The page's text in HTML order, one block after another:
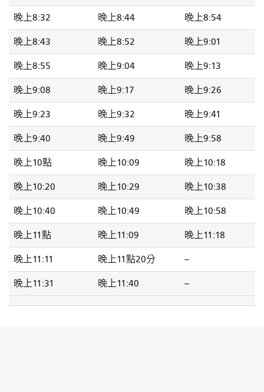
晚上8:32 晚上8:44 晚上8:54
晚上8:43 晚上8:52 晚上9:01
晚上8:55 晚上9:04 晚上9:13
晚上9:08 晚上9:17 晚上9:26
晚上9:23 晚上9:32 晚上9:41
晚上9:40 晚上9:49 晚上9:58
晚上10點 晚上10:09 晚上10:18
晚上10:20 晚上10:29 晚上10:38
晚上10:40 晚上10:49 晚上10:58
晚上11點 晚上11:09 晚上11:18
晚上11:11 晚上11點20分 --
晚上11:31 晚上11:40 --